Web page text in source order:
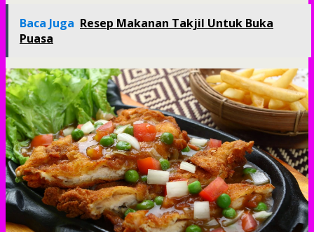
Baca Juga Resep Makanan Takjil Untuk Buka
Puasa